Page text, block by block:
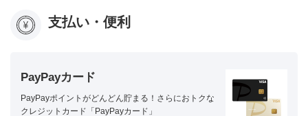
支払い・便利
PayPayカード
PayPayポイントがどんどん貯まる！さらにおトクな
クレジットカード「PayPayカード」